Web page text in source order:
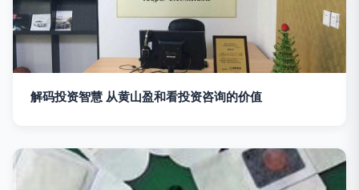
解码投资智慧 从黄山盈和看投资咨询的价值